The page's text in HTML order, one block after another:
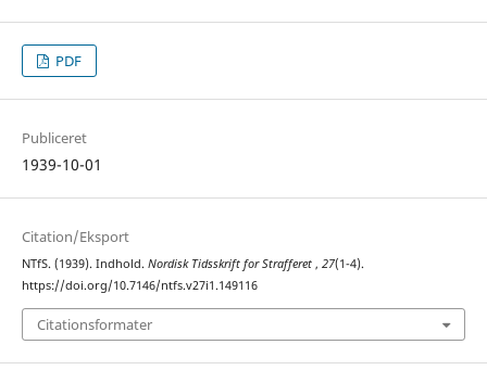
PDF
Publiceret
1939-10-01
Citation/Eksport
NTfS. (1939). Indhold. Nordisk Tidsskrift for Strafferet , 27(1-4).
https://doi.org/10.7146/ntfs.v27i1.149116
Citationsformater